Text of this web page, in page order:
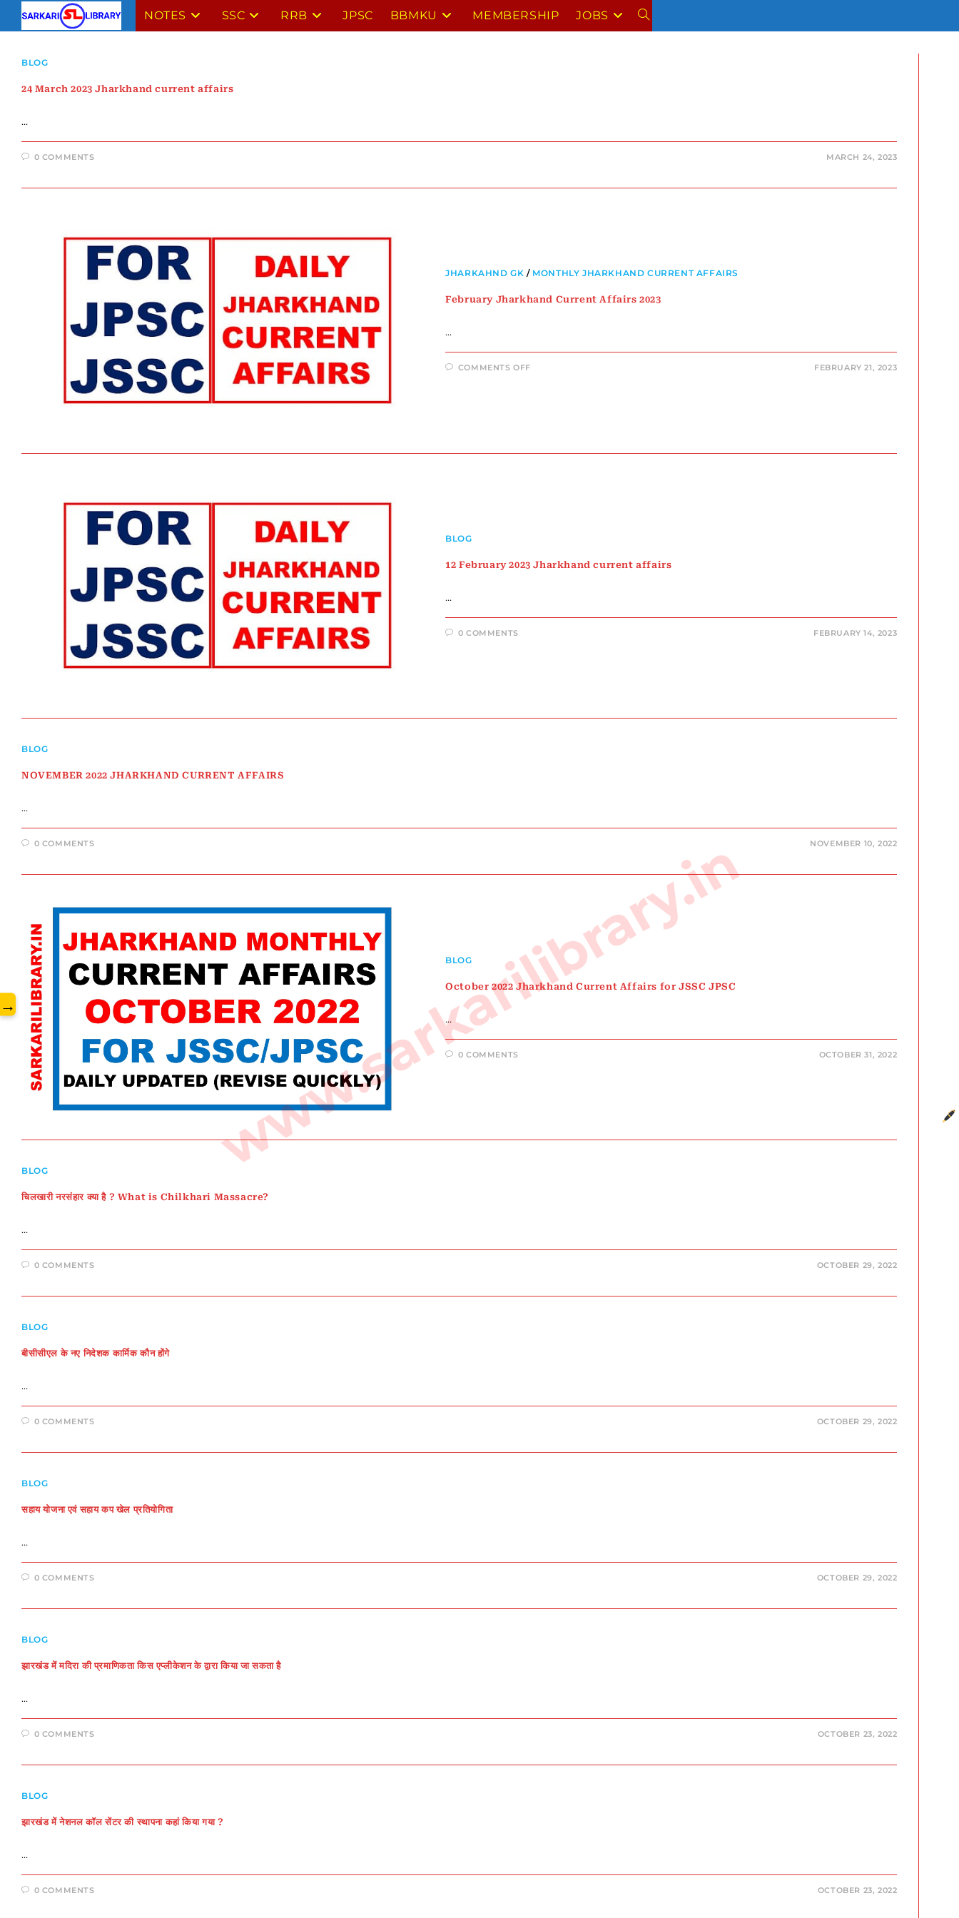
NOTES SSC RRB JPSC BBMKU MEMBERSHIP JOBS TOGGLE
BLOG
24 March 2023 Jharkhand current affairs
…
0 COMMENTS MARCH 24, 2023
JHARKAHND GK / MONTHLY JHARKHAND CURRENT AFFAIRS
February Jharkhand Current Affairs 2023
…
COMMENTS OFF FEBRUARY 21, 2023
BLOG
12 February 2023 Jharkhand current affairs
…
0 COMMENTS FEBRUARY 14, 2023
BLOG
NOVEMBER 2022 JHARKHAND CURRENT AFFAIRS
…
0 COMMENTS NOVEMBER 10, 2022
BLOG
October 2022 Jharkhand Current Affairs for JSSC JPSC
…
0 COMMENTS OCTOBER 31, 2022
BLOG
चिलखारी नरसंहार क्या है ? What is Chilkhari Massacre?
…
0 COMMENTS OCTOBER 29, 2022
BLOG
बीसीसीएल के नए निदेशक कार्मिक कौन होंगे
…
0 COMMENTS OCTOBER 29, 2022
BLOG
सहाय योजना एवं सहाय कप खेल प्रतियोगिता
…
0 COMMENTS OCTOBER 29, 2022
BLOG
झारखंड में मदिरा की प्रमाणिकता किस एप्लीकेशन के द्वारा किया जा सकता है
…
0 COMMENTS OCTOBER 23, 2022
BLOG
झारखंड में नेशनल कॉल सेंटर की स्थापना कहां किया गया ?
…
0 COMMENTS OCTOBER 23, 2022
www.sarkarilibrary.in
→